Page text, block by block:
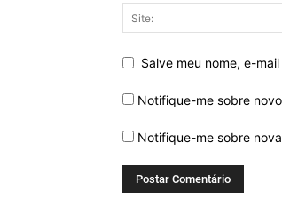
Salve meu nome, e-
Notifique-me sobre
Notifique-me sobre